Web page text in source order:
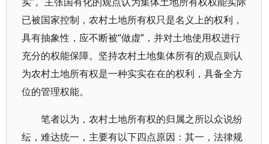
已被国家控制，农村土地所有权只是名义上的权利，
具有抽象性，应不断被“做虚”，并对土地使用权进行
充分的权能保障。坚持农村土地集体所有的观点则认
为农村土地所有权是一种实实在在的权利，具备全方
位的管理权能。
笔者以为，农村土地所有权的归属之所以众说纷
纭，难达统一，主要有以下四点原因：其一，法律规